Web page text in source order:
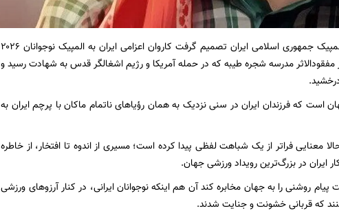
به نقل از ایسنا، کمیته ملی المپیک جمهوری اسلامی ایران تصمیم گرفت کاروان اعزامی ایران به المپیک نوجوانان ۲۰۲۶
مفقودالاثر مدرسه شجره طیبه که در حمله آمریکا و رژیم اشغالگر قدس به شهادت رسید و
داکار آوردگاه نوجوانان زیر ۱۷ سال جهان است که فرزندان ایران در سنی نزدیک به همان رؤیاهای ناتمام ماکان با پرچم ایران به
معنایی فراتر از یک شباهت لفظی پیدا کرده است؛ مسیری از اندوه تا افتخار، از خاطره
ایران در بزرگ‌ترین رویداد ورزشی جهان.
روشنی را به جهان مخابره کند آن‌ هم اینکه نوجوانان ایرانی، در کنار آرزوهای ورزشی
که قربانی خشونت و جنایت شدند.